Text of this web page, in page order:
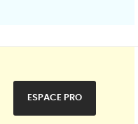
ESPACE PRO